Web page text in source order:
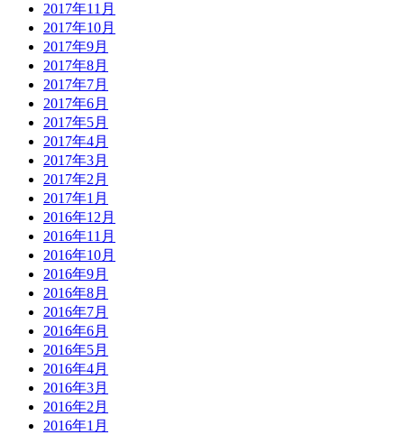
2017年11月
2017年10月
2017年9月
2017年8月
2017年7月
2017年6月
2017年5月
2017年4月
2017年3月
2017年2月
2017年1月
2016年12月
2016年11月
2016年10月
2016年9月
2016年8月
2016年7月
2016年6月
2016年5月
2016年4月
2016年3月
2016年2月
2016年1月